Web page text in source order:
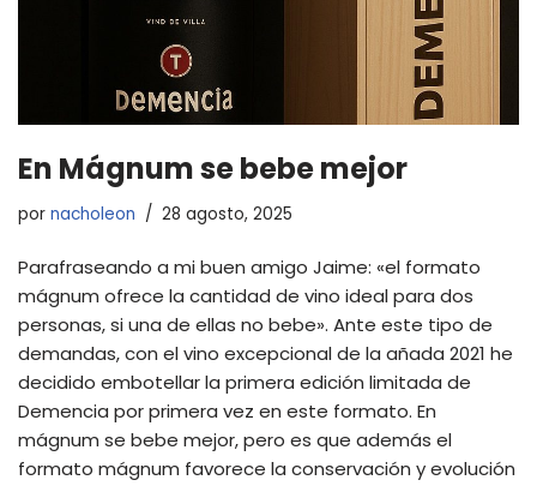
En Mágnum se bebe mejor
por nacholeon 28 agosto, 2025
Parafraseando a mi buen amigo Jaime: «el formato
mágnum ofrece la cantidad de vino ideal para dos
personas, si una de ellas no bebe». Ante este tipo de
demandas, con el vino excepcional de la añada 2021 he
decidido embotellar la primera edición limitada de
Demencia por primera vez en este formato. En
mágnum se bebe mejor, pero es que además el
formato mágnum favorece la conservación y evolución